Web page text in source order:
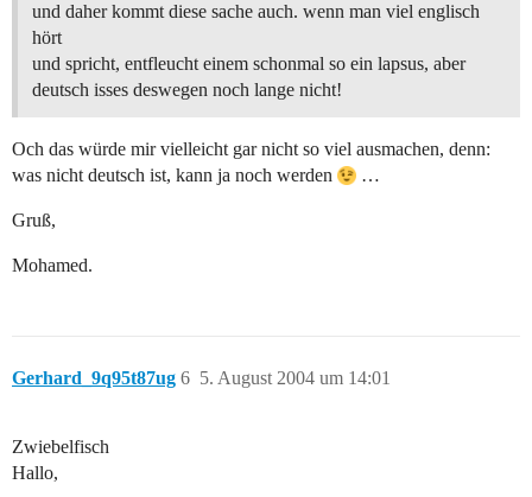
und daher kommt diese sache auch. wenn man viel englisch
hört
und spricht, entfleucht einem schonmal so ein lapsus, aber
deutsch isses deswegen noch lange nicht!
Och das würde mir vielleicht gar nicht so viel ausmachen, denn:
was nicht deutsch ist, kann ja noch werden
…
Gruß,
Mohamed.
Gerhard_9q95t87ug 5. August 2004 um 14:01
6
Zwiebelfisch
Hallo,